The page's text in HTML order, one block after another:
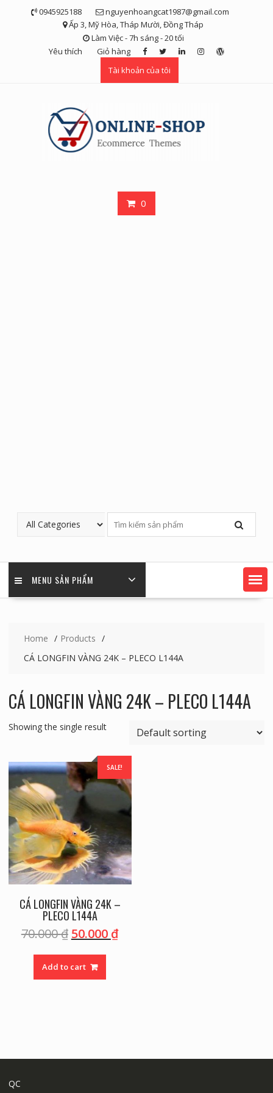
0945925188
nguyenhoangcat1987@gmail.com
Ấp 3, Mỹ Hòa, Tháp Mười, Đồng Tháp
Làm Việc - 7h sáng - 20 tối
Yêu thích
Giỏ hàng
Tài khoản của tôi
0
MENU SẢN PHẨM
Home
Products
CÁ LONGFIN VÀNG 24K – PLECO L144A
CÁ LONGFIN VÀNG 24K – PLECO L144A
Showing the single result
SALE!
CÁ LONGFIN VÀNG 24K –
PLECO L144A
70.000₫ 50.000 ₫
Add to cart
QC